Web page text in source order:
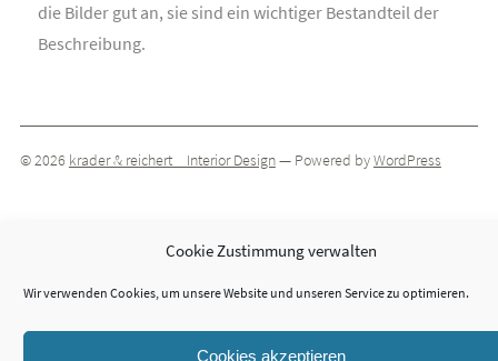
Cookie Zustimmung verwalten
Wir verwenden Cookies, um unsere Website und unseren Service zu optimieren.
Cookies akzeptieren
die Bilder gut an, sie sind ein wichtiger Bestandteil der
Beschreibung.
© 2026 krader & reichert _ Interior Design— Powered byWordPress
Theme by